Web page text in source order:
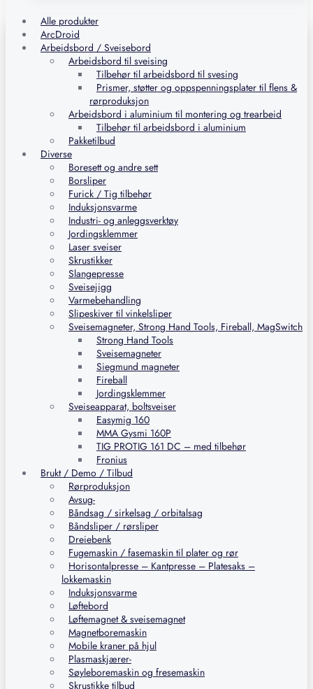
Alle produkter
ArcDroid
Arbeidsbord / Sveisebord
Arbeidsbord til sveising
Tilbehør til arbeidsbord til svesing
Prismer, støtter og oppspenningsplater til flens &
rørproduksjon
Arbeidsbord i aluminium til montering og trearbeid
Tilbehør til arbeidsbord i aluminium
Pakketilbud
Diverse
Boresett og andre sett
Borsliper
Furick / Tig tilbehør
Induksjonsvarme
Industri- og anleggsverktøy
Jordingsklemmer
Laser sveiser
Skrustikker
Slangepresse
Sveisejigg
Varmebehandling
Slipeskiver til vinkelsliper
Sveisemagneter, Strong Hand Tools, Fireball, MagSwitch
Strong Hand Tools
Sveisemagneter
Siegmund magneter
Fireball
Jordingsklemmer
Sveiseapparat, boltsveiser
Easymig 160
MMA Gysmi 160P
TIG PROTIG 161 DC – med tilbehør
Fronius
Brukt / Demo / Tilbud
Rørproduksjon
Avsug-
Båndsag / sirkelsag / orbitalsag
Båndsliper / rørsliper
Dreiebenk
Fugemaskin / fasemaskin til plater og rør
Horisontalpresse – Kantpresse – Platesaks –
lokkemaskin
Induksjonsvarme
Løftebord
Løftemagnet & sveisemagnet
Magnetboremaskin
Mobile kraner på hjul
Plasmaskjærer-
Søyleboremaskin og fresemaskin
Skrustikke tilbud